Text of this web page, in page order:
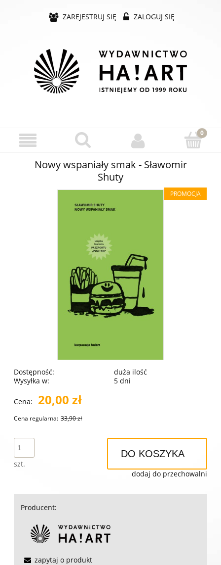
ZAREJESTRUJ SIĘ ZALOGUJ SIĘ
Nowy wspaniały smak - Sławomir
Shuty
PROMOCJA
Dostępność:
duża ilość
Wysyłka w:
5 dni
Cena: 20,00 zł
Cena regularna: 33,90 zł
szt.
DO KOSZYKA
dodaj do przechowalni
Producent:
zapytaj o produkt